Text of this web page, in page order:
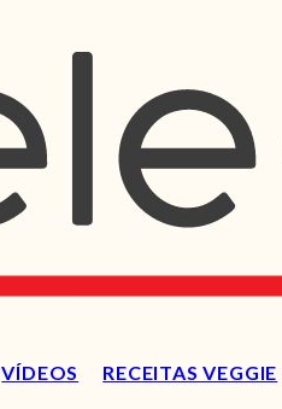
VÍDEOS RECEITAS VEGGIE